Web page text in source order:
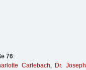
76:
Carlebach, Dr.